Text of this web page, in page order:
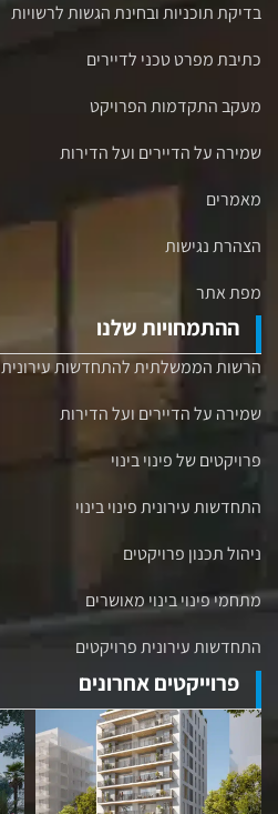
בדיקת תוכניות ובחינת הגשות לרשויות
כתיבת מפרט טכני לדיירים
מעקב התקדמות הפרויקט
שמירה על הדיירים ועל הדירות
מאמרים
הצהרת נגישות
מפת אתר
ההתמחויות שלנו
הרשות הממשלתית להתחדשות עירונית
שמירה על הדיירים ועל הדירות
פרויקטים של פינוי בינוי
התחדשות עירונית פינוי בינוי
ניהול תכנון פרויקטים
מתחמי פינוי בינוי מאושרים
התחדשות עירונית פרויקטים
פרוייקטים אחרונים